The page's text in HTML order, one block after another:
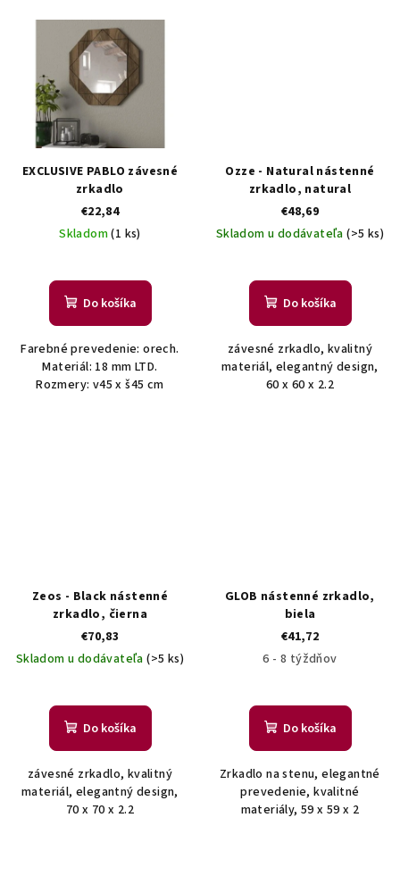
EXCLUSIVE PABLO závesné
zrkadlo
€22,84
Skladom(1 ks)
Do košíka
Farebné prevedenie: orech.
Materiál: 18 mm LTD.
Rozmery: v45 x š45 cm
Ozze - Natural nástenné
zrkadlo, natural
€48,69
Skladom u dodávateľa(>5 ks)
Do košíka
závesné zrkadlo, kvalitný
materiál, elegantný design,
60 x 60 x 2.2
Zeos - Black nástenné
zrkadlo, čierna
€70,83
Skladom u dodávateľa(>5 ks)
Do košíka
závesné zrkadlo, kvalitný
materiál, elegantný design,
70 x 70 x 2.2
GLOB nástenné zrkadlo,
biela
€41,72
6 - 8 týždňov
Do košíka
Zrkadlo na stenu, elegantné
prevedenie, kvalitné
materiály, 59 x 59 x 2